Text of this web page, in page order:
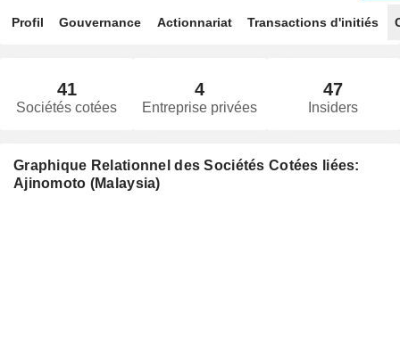
Profil Gouvernance Actionnariat Transactions d'initiés
41
Sociétés cotées
4
Entreprise privées
47
Insiders
Graphique Relationnel des Sociétés Cotées liées:
Ajinomoto (Malaysia)